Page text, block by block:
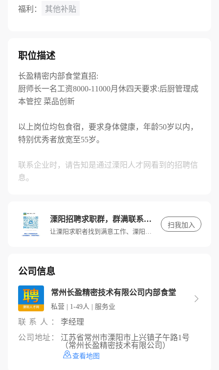
福利： 其他补贴
职位描述
长盈精密内部食堂直招:
厨师长一名工资8000-11000月休四天要求:后厨管理成
本管控 菜品创新
以上岗位均包食宿，要求身体健康，年龄50岁以内，
特别优秀者放宽至55岁。
联系企业时，请告知是通过溧阳人才网看到的招聘信
息。
溧阳招聘求职群，群满联系客服进入
让溧阳求职者找到满意工作、溧阳招聘单位找到满意人才。
扫我加入
公司信息
常州长盈精密技术有限公司内部食堂
私营 | 1-49人 | 服务业

联系人：
李经理
公司地址：
江苏省常州市溧阳市上兴镇子午路1号
（常州长盈精密技术有限公司）
查看地图